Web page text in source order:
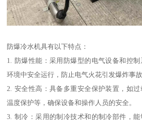
防爆冷水机具有以下特点：
1. 防爆性能：采用防爆型的电气设备和控
环境中安全运行，防止电气火花引发爆炸事故
2. 安全性高：具备多重安全保护装置，如过
温度保护等，确保设备和操作人员的安全。
3. 制冷：采用的制冷技术和的制冷部件，